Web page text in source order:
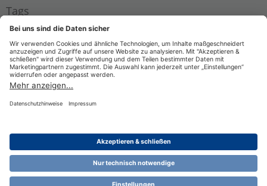
Tags
Benutzer online in diesem Thema
1 Besucher
Nutzungsbestimmungen Cookie-Einstellungen